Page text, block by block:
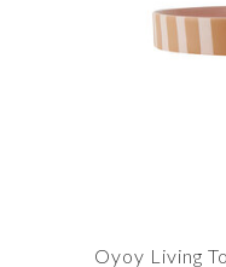
Oyoy Living